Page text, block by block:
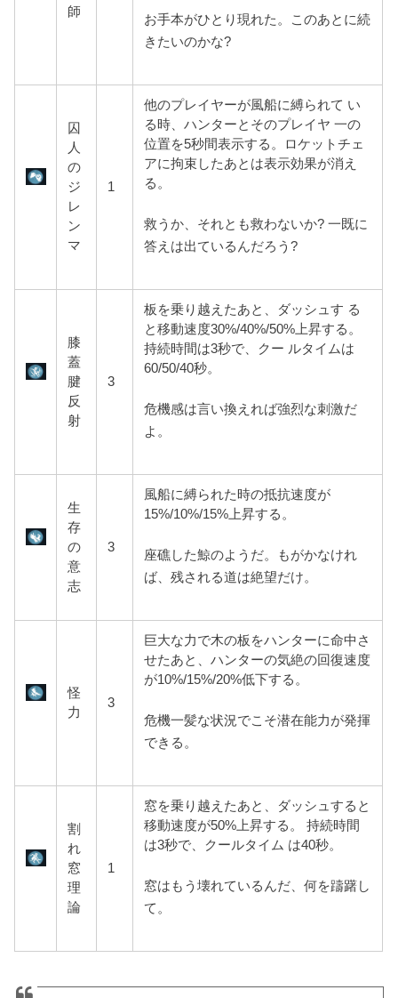
師
お手本がひとり現れた。このあとに続
きたいのかな?
囚
人
の
ジ
レ
ン
マ
1
他のプレイヤーが風船に縛られて い
る時、ハンターとそのプレイヤ 一の
位置を5秒間表示する。ロケットチェ
アに拘束したあとは表示効果が消え
る。
救うか、それとも救わないか? 一既に
答えは出ているんだろう?
膝
蓋
腱
反
射
3
板を乗り越えたあと、ダッシュす る
と移動速度30%/40%/50%上昇する。
持続時間は3秒で、クー ルタイムは
60/50/40秒。
危機感は言い換えれば強烈な刺激だ
よ。
生
存
の
意
志
3
風船に縛られた時の抵抗速度が
15%/10%/15%上昇する。
座礁した鯨のようだ。もがかなけれ
ば、残される道は絶望だけ。
怪
力
3
巨大な力で木の板をハンターに命中さ
せたあと、ハンターの気絶の回復速度
が10%/15%/20%低下する。
危機一髪な状況でこそ潜在能力が発揮
できる。
割
れ
窓
理
論
1
窓を乗り越えたあと、ダッシュすると
移動速度が50%上昇する。 持続時間
は3秒で、クールタイム は40秒。
窓はもう壊れているんだ、何を躊躇し
て。